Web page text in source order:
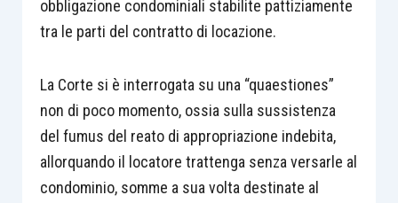
obbligazione condominiali stabilite pattiziamente
tra le parti del contratto di locazione.
La Corte si è interrogata su una “quaestiones”
non di poco momento, ossia sulla sussistenza
del fumus del reato di appropriazione indebita,
allorquando il locatore trattenga senza versarle al
condominio, somme a sua volta destinate al